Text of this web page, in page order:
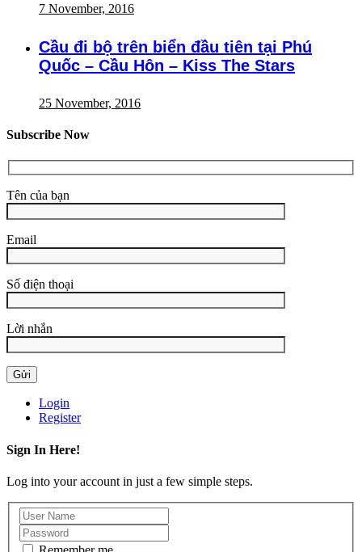
7 November, 2016
Cầu đi bộ trên biển đầu tiên tại Phú
Quốc – Cầu Hôn – Kiss The Stars
25 November, 2016
Subscribe Now
Tên của bạn
Email
Số điện thoại
Lời nhắn
Login
Register
Sign In Here!
Log into your account in just a few simple steps.